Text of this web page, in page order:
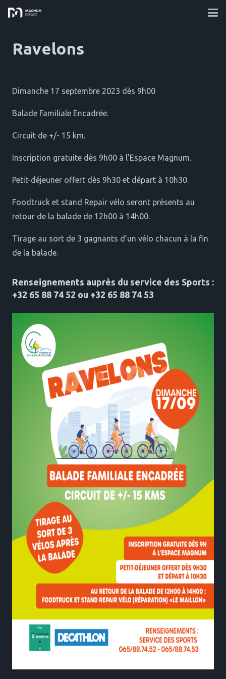
Ravelons
Dimanche 17 septembre 2023 dès 9h00
Balade Familiale Encadrée.
Circuit de +/- 15 km.
Inscription gratuite dès 9h00 à l’Espace Magnum.
Petit-déjeuner offert dès 9h30 et départ à 10h30.
Foodtruck et stand Repair vélo seront présents au
retour de la balade de 12h00 à 14h00.
Tirage au sort de 3 gagnants d’un vélo chacun à la fin
de la balade.
Renseignements auprès du service des Sports :
+32 65 88 74 52 ou +32 65 88 74 53